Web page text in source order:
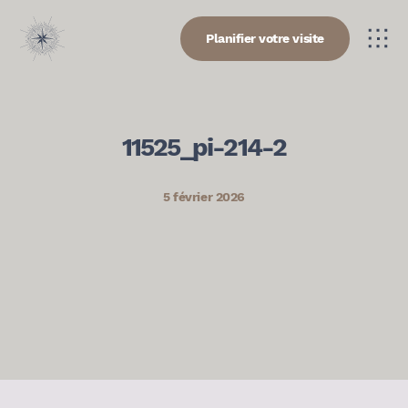
Planifier votre visite
11525_pi-214-2
5 février 2026